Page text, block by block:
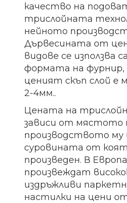
качество на
трислойната
нейното
Дървесината от
видове се използва
формата на
ценият скъп слой е
2-4мм..
Цената на
зависи от мястото
производството му
суровината от
произведен. В
произвеждат
издръжливи
настилки на цени